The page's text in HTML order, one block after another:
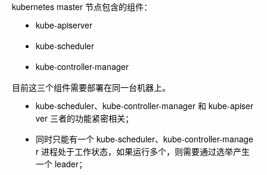
kubernetes master 节点包含的组件：
kube-apiserver
kube-scheduler
kube-controller-manager
目前这三个组件需要部署在同一台机器上。
kube-scheduler、 kube-controller-manager 和 kube-apiser
ver 三者的功能紧密相关；
同时只能有一个 kube-scheduler、 kube-controller-manage
r 进程处于工作状态，如果运行多个，则需要通过选举产生
一个 leader；